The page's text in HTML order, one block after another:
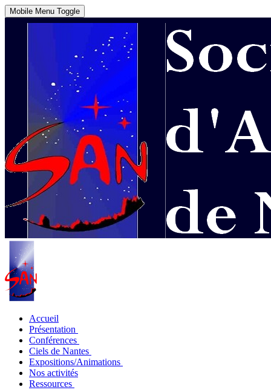
Mobile Menu Toggle
Accueil
Présentation
Conférences
Ciels de Nantes
Expositions/Animations
Nos activités
Ressources